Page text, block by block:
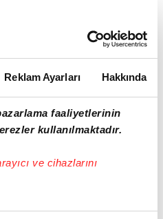
Reklam Ayarları Hakkında
faaliyetlerinin
kullanılmaktadır.
ve cihazlarını
sizlere özel